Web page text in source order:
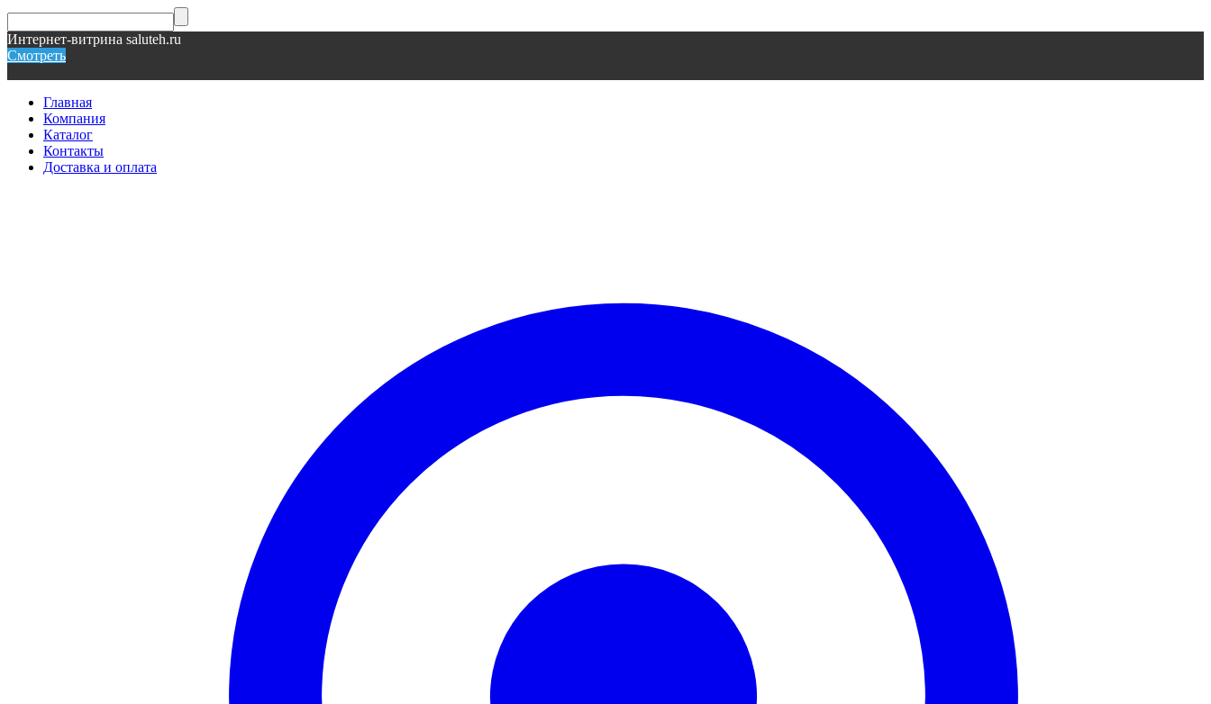
Интернет-витрина saluteh.ru
Смотреть
Главная
Компания
Каталог
Контакты
Доставка и оплата